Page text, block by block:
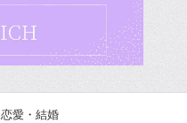
恋愛・結婚